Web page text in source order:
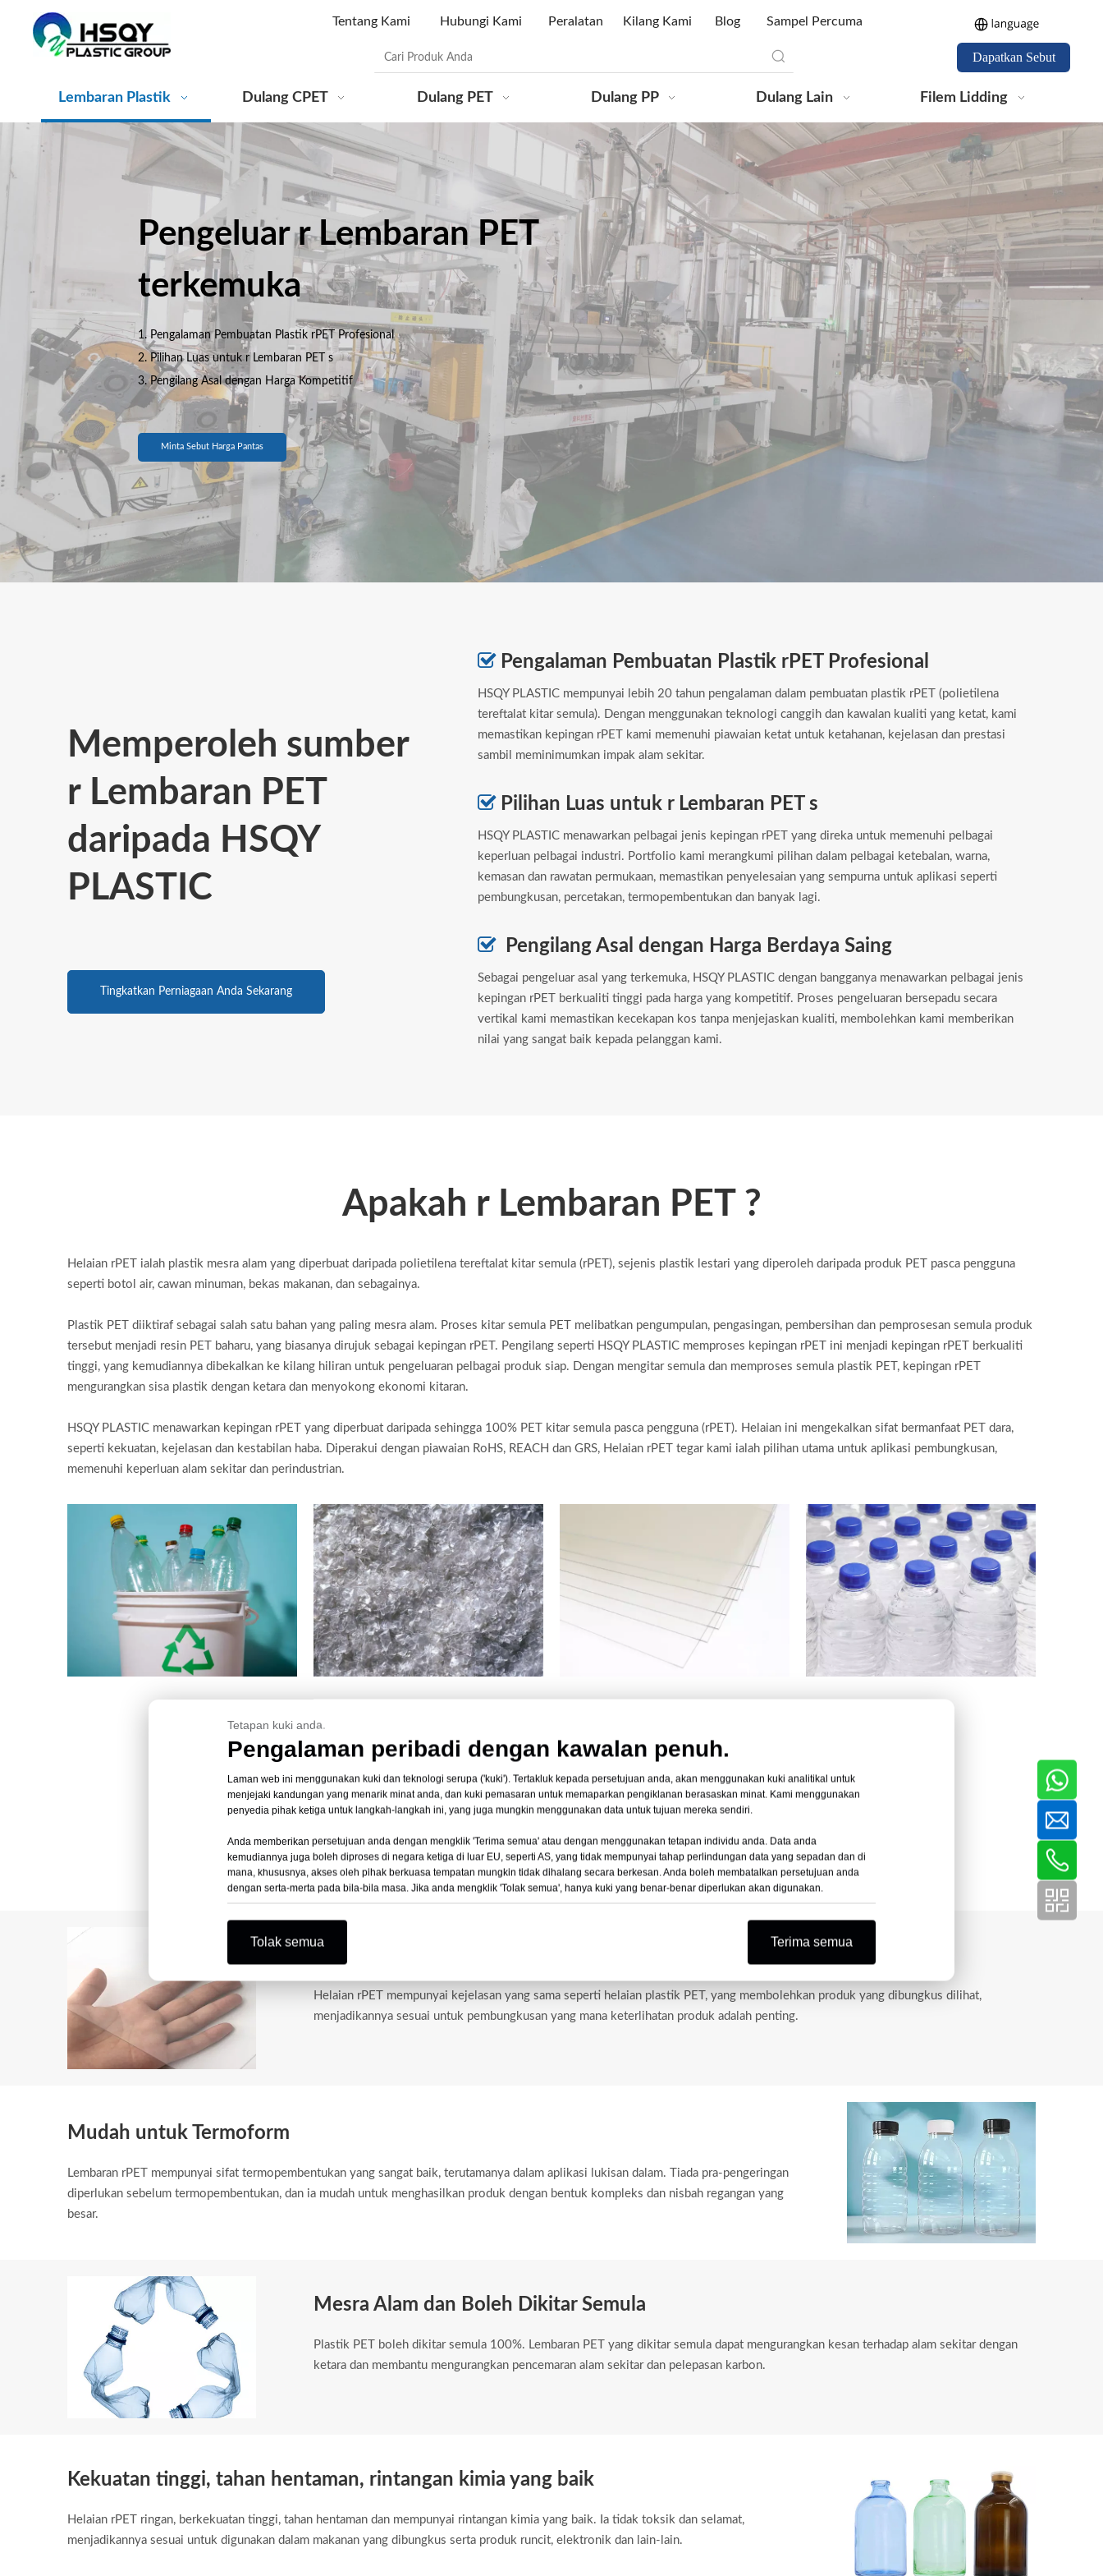
Tentang Kami Hubungi Kami Peralatan Kilang Kami Blog Sampel Percuma
Dapatkan Sebut
Lembaran Plastik Dulang CPET Dulang PET Dulang PP Dulang Lain Filem Lidding
Pengeluar r Lembaran PET
terkemuka
1. Pengalaman Pembuatan Plastik rPET Profesional
2. Pilihan Luas untuk r Lembaran PET s
3. Pengilang Asal dengan Harga Kompetitif
Minta Sebut Harga Pantas
Memperoleh sumber
r Lembaran PET
daripada HSQY
PLASTIC
Tingkatkan Perniagaan Anda Sekarang
 Pengalaman Pembuatan Plastik rPET Profesional
HSQY PLASTIC mempunyai lebih 20 tahun pengalaman dalam pembuatan plastik rPET (polietilena
tereftalat kitar semula). Dengan menggunakan teknologi canggih dan kawalan kualiti yang ketat, kami
memastikan kepingan rPET kami memenuhi piawaian ketat untuk ketahanan, kejelasan dan prestasi
sambil meminimumkan impak alam sekitar.
 Pilihan Luas untuk r Lembaran PET s
HSQY PLASTIC menawarkan pelbagai jenis kepingan rPET yang direka untuk memenuhi pelbagai
keperluan pelbagai industri. Portfolio kami merangkumi pilihan dalam pelbagai ketebalan, warna,
kemasan dan rawatan permukaan, memastikan penyelesaian yang sempurna untuk aplikasi seperti
pembungkusan, percetakan, termopembentukan dan banyak lagi.
 Pengilang Asal dengan Harga Berdaya Saing
Sebagai pengeluar asal yang terkemuka, HSQY PLASTIC dengan bangganya menawarkan pelbagai jenis
kepingan rPET berkualiti tinggi pada harga yang kompetitif. Proses pengeluaran bersepadu secara
vertikal kami memastikan kecekapan kos tanpa menjejaskan kualiti, membolehkan kami memberikan
nilai yang sangat baik kepada pelanggan kami.
Apakah r Lembaran PET ?
Helaian rPET ialah plastik mesra alam yang diperbuat daripada polietilena tereftalat kitar semula (rPET), sejenis plastik lestari yang diperoleh daripada produk PET pasca pengguna
seperti botol air, cawan minuman, bekas makanan, dan sebagainya.
Plastik PET diiktiraf sebagai salah satu bahan yang paling mesra alam. Proses kitar semula PET melibatkan pengumpulan, pengasingan, pembersihan dan pemprosesan semula produk
tersebut menjadi resin PET baharu, yang biasanya dirujuk sebagai kepingan rPET. Pengilang seperti HSQY PLASTIC memproses kepingan rPET ini menjadi kepingan rPET berkualiti
tinggi, yang kemudiannya dibekalkan ke kilang hiliran untuk pengeluaran pelbagai produk siap. Dengan mengitar semula dan memproses semula plastik PET, kepingan rPET
mengurangkan sisa plastik dengan ketara dan menyokong ekonomi kitaran.
HSQY PLASTIC menawarkan kepingan rPET yang diperbuat daripada sehingga 100% PET kitar semula pasca pengguna (rPET). Helaian ini mengekalkan sifat bermanfaat PET dara,
seperti kekuatan, kejelasan dan kestabilan haba. Diperakui dengan piawaian RoHS, REACH dan GRS, Helaian rPET tegar kami ialah pilihan utama untuk aplikasi pembungkusan,
memenuhi keperluan alam sekitar dan perindustrian.
Hubungi Pasukan Sokongan Kami
Kelebihan rPET Shhet
Helaian rPET mempunyai kejelasan yang sama seperti helaian plastik PET, yang membolehkan produk yang dibungkus dilihat,
menjadikannya sesuai untuk pembungkusan yang mana keterlihatan produk adalah penting.
Mudah untuk Termoform
Lembaran rPET mempunyai sifat termopembentukan yang sangat baik, terutamanya dalam aplikasi lukisan dalam. Tiada pra-pengeringan
diperlukan sebelum termopembentukan, dan ia mudah untuk menghasilkan produk dengan bentuk kompleks dan nisbah regangan yang
besar.
Mesra Alam dan Boleh Dikitar Semula
Plastik PET boleh dikitar semula 100%. Lembaran PET yang dikitar semula dapat mengurangkan kesan terhadap alam sekitar dengan
ketara dan membantu mengurangkan pencemaran alam sekitar dan pelepasan karbon.
Kekuatan tinggi, tahan hentaman, rintangan kimia yang baik
Helaian rPET ringan, berkekuatan tinggi, tahan hentaman dan mempunyai rintangan kimia yang baik. Ia tidak toksik dan selamat,
menjadikannya sesuai untuk digunakan dalam makanan yang dibungkus serta produk runcit, elektronik dan lain-lain.
Tetapan kuki anda.
Pengalaman peribadi dengan kawalan penuh.
Laman web ini menggunakan kuki dan teknologi serupa ('kuki'). Tertakluk kepada persetujuan anda, akan menggunakan kuki analitikal untuk
menjejaki kandungan yang menarik minat anda, dan kuki pemasaran untuk memaparkan pengiklanan berasaskan minat. Kami menggunakan
penyedia pihak ketiga untuk langkah-langkah ini, yang juga mungkin menggunakan data untuk tujuan mereka sendiri.
Anda memberikan persetujuan anda dengan mengklik 'Terima semua' atau dengan menggunakan tetapan individu anda. Data anda
kemudiannya juga boleh diproses di negara ketiga di luar EU, seperti AS, yang tidak mempunyai tahap perlindungan data yang sepadan dan di
mana, khususnya, akses oleh pihak berkuasa tempatan mungkin tidak dihalang secara berkesan. Anda boleh membatalkan persetujuan anda
dengan serta-merta pada bila-bila masa. Jika anda mengklik 'Tolak semua', hanya kuki yang benar-benar diperlukan akan digunakan.
Tolak semua Terima semua